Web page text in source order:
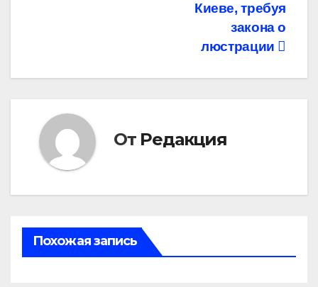
Киеве, требуя
закона о
люстрации
От Редакция
Похожая запись